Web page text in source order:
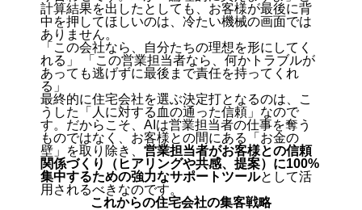
計算結果を出したとしても、お客様が最後に背
中を押してほしいのは、冷たい機械の画面では
ありません。
「この会社なら、自分たちの理想を形にしてく
れる」 「この営業担当者なら、何かトラブルが
あっても逃げずに最後まで責任を持ってくれ
る」
最終的に住宅会社を選ぶ決定打となるのは、こ
うした「人に対する血の通った信頼」なので
す。だからこそ、AIは営業担当者の仕事を奪う
ものではなく、お客様との間にある「お金の
壁」を取り除き、 営業担当者がお客様との信頼
関係づくり（ヒアリングや共感、提案）に100%
集中するための強力なサポートツールとして活
用されるべきなのです。
これからの住宅会社の集客戦略